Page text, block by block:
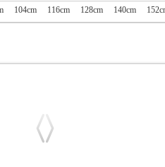
104cm 116cm 128cm 140cm